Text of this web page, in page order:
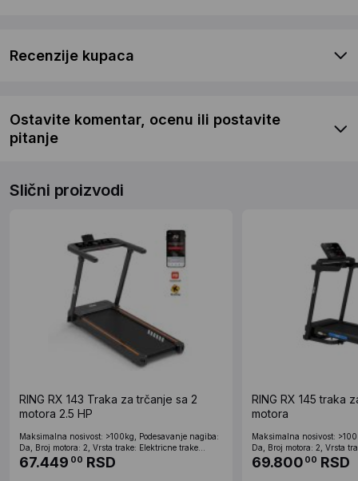
Recenzije kupaca
Ostavite komentar, ocenu ili postavite
pitanje
Slični proizvodi
RING RX 143 Traka za trčanje sa 2
motora 2.5 HP
Maksimalna nosivost: >100kg, Podesavanje nagiba:
Da, Broj motora: 2, Vrsta trake: Elektricne trake...
67.449 00 RSD
RING RX 145 traka
motora
Maksimalna nosivost:
Da, Broj motora: 2, Vrsta
69.800 00 RSD